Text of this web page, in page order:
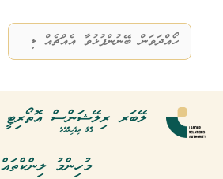
Search
for:
ލޭބަރ ރިލޭޝަންސް އޮތޯރިޓީ
މާލެ، ދިވެހިރާއްޖެ
މުހިންމު ލިންކްތައް